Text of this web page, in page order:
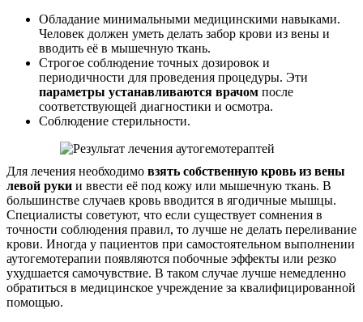
Обладание минимальными медицинскими навыками.
Человек должен уметь делать забор крови из вены и
вводить её в мышечную ткань.
Строгое соблюдение точных дозировок и
периодичности для проведения процедуры. Эти
параметры устанавливаются врачом после
соответствующей диагностики и осмотра.
Соблюдение стерильности.
Для лечения необходимо взять собственную кровь из вены
левой руки и ввести её под кожу или мышечную ткань. В
большинстве случаев кровь вводится в ягодичные мышцы.
Специалисты советуют, что если существует сомнения в
точности соблюдения правил, то лучше не делать переливание
крови. Иногда у пациентов при самостоятельном выполнении
аутогемотерапии появляются побочные эффекты или резко
ухудшается самочувствие. В таком случае лучше немедленно
обратиться в медицинское учреждение за квалифицированной
помощью.